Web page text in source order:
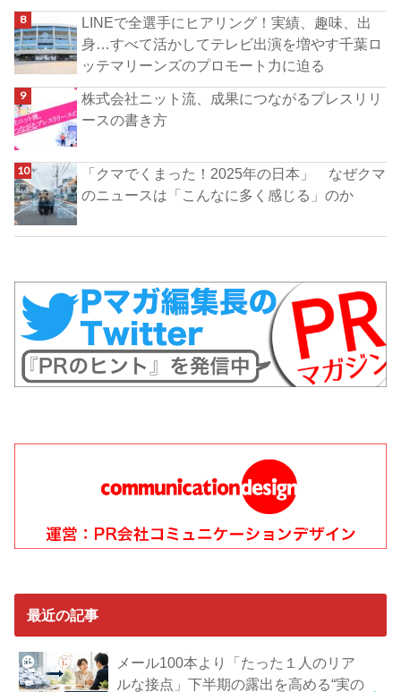
LINEで全選手にヒアリング！実績、趣味、出
身…すべて活かしてテレビ出演を増やす千葉ロ
ッテマリーンズのプロモート力に迫る
株式会社ニット流、成果につながるプレスリリ
ースの書き方
「クマでくまった！2025年の日本」 なぜクマ
のニュースは「こんなに多く感じる」のか
最近の記事
メール100本より「たった１人のリア
ルな接点」下半期の露出を高める“実の